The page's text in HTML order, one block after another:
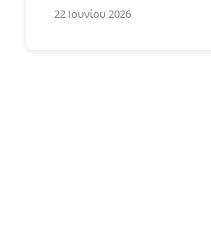
22 Ιουνίου 2026